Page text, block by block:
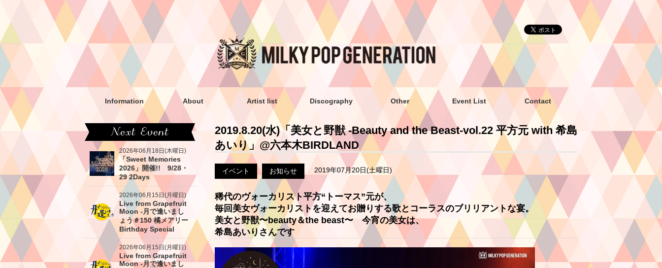
Information About Artist list Discography Other Event List Contact
2019.8.20(水)「美女と野獣 -Beauty and the Beast-vol.22 平方元 with 希島
あいり」@六本木BIRDLAND
イベント お知らせ 2019年07月20日(土曜日)
稀代のヴォーカリスト平方“トーマス”元が、
毎回美女ヴォーカリストを迎えてお贈りする歌とコーラスのブリリアントな宴。
美女と野獣〜beauty＆the beast〜 今宵の美女は、
希島あいりさんです
2026年06月18日(木曜日)
「Sweet Memories
2026」開催!! 9/28・
29 2Days
2026年06月15日(月曜日)
Live from Grapefruit
Moon -月で逢いまし
ょう＃150 橘メアリー
Birthday Special
2026年06月15日(月曜日)
Live from Grapefruit
Moon -月で逢いまし